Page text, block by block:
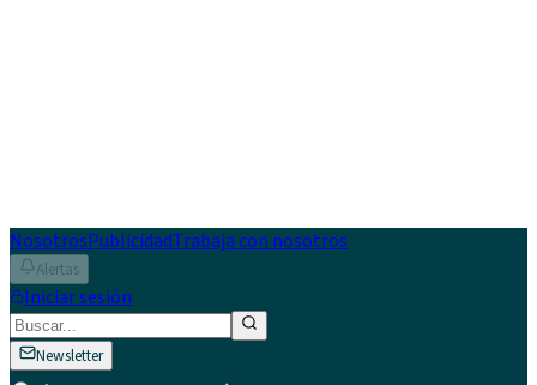
NosotrosPublicidadTrabaja con nosotros
Alertas
Iniciar sesión
Newsletter